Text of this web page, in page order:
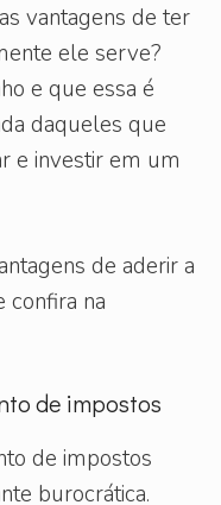
vantagens de ter
ele serve?
e que essa é
daqueles que
e investir em um
de aderir a
confira na
de impostos
de impostos
burocrática.